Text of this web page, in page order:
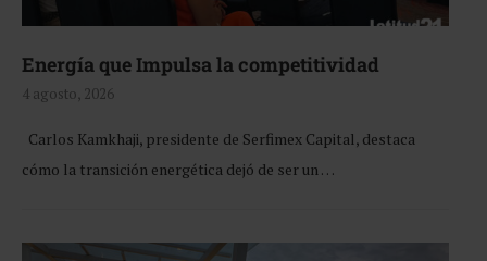
Energía que Impulsa la competitividad
4 agosto, 2026
Carlos Kamkhaji, presidente de Serfimex Capital, destaca
cómo la transición energética dejó de ser un …